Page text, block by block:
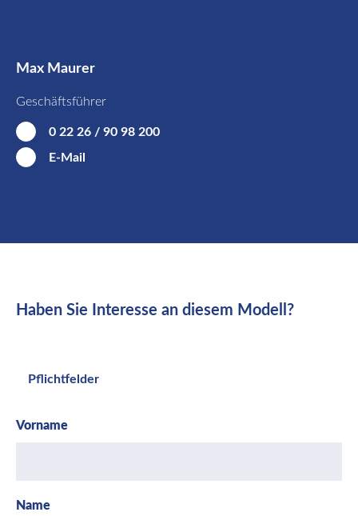
Max Maurer
Geschäftsführer
0 22 26 / 90 98 200
E-Mail
Haben Sie Interesse an diesem Modell?
Pflichtfelder
Vorname
Name